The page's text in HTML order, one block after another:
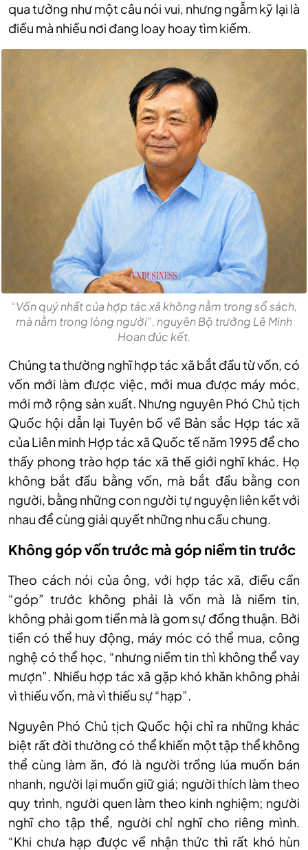
qua tưởng như một câu nói vui, nhưng ngẫm kỹ lại là
điều mà nhiều nơi đang loay hoay tìm kiếm.
“Vốn quý nhất của hợp tác xã không nằm trong sổ sách,
mà nằm trong lòng người”, nguyên Bộ trưởng Lê Minh
Hoan đúc kết.
Chúng ta thường nghĩ hợp tác xã bắt đầu từ vốn, có
vốn mới làm được việc, mới mua được máy móc,
mới mở rộng sản xuất. Nhưng nguyên Phó Chủ tịch
Quốc hội dẫn lại Tuyên bố về Bản sắc Hợp tác xã
của Liên minh Hợp tác xã Quốc tế năm 1995 để cho
thấy phong trào hợp tác xã thế giới nghĩ khác. Họ
không bắt đầu bằng vốn, mà bắt đầu bằng con
người, bằng những con người tự nguyện liên kết với
nhau để cùng giải quyết những nhu cầu chung.
Không góp vốn trước mà góp niềm tin trước
Theo cách nói của ông, với hợp tác xã, điều cần
“góp” trước không phải là vốn mà là niềm tin,
không phải gom tiền mà là gom sự đồng thuận. Bởi
tiền có thể huy động, máy móc có thể mua, công
nghệ có thể học, “nhưng niềm tin thì không thể vay
mượn”. Nhiều hợp tác xã gặp khó khăn không phải
vì thiếu vốn, mà vì thiếu sự “hạp”.
Nguyên Phó Chủ tịch Quốc hội chỉ ra những khác
biệt rất đời thường có thể khiến một tập thể không
thể cùng làm ăn, đó là người trồng lúa muốn bán
nhanh, người lại muốn giữ giá; người thích làm theo
quy trình, người quen làm theo kinh nghiệm; người
nghĩ cho tập thể, người chỉ nghĩ cho riêng mình.
“Khi chưa hạp được về nhận thức thì rất khó hùn